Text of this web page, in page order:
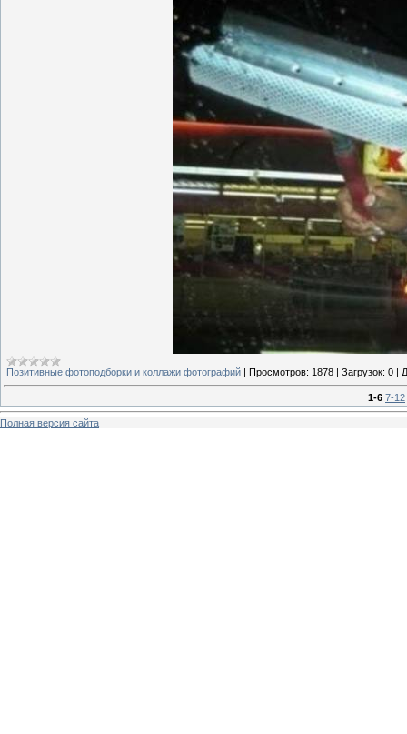
Позитивные фотоподборки и коллажи фотографий | Просмотров: 1878 | Загрузок: 0 |
1-6 7-12
Полная версия сайта